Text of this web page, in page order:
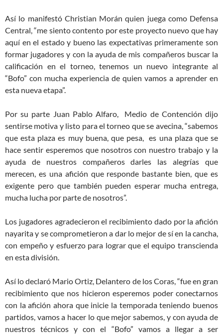
Así lo manifestó Christian Morán quien juega como Defensa
Central, “me siento contento por este proyecto nuevo que hay
aquí en el estado y bueno las expectativas primeramente son
formar jugadores y con la ayuda de mis compañeros buscar la
calificación en el torneo, tenemos un nuevo integrante al
“Bofo” con mucha experiencia de quien vamos a aprender en
esta nueva etapa”.
Por su parte Juan Pablo Alfaro, Medio de Contención dijo
sentirse motiva y listo para el torneo que se avecina, “sabemos
que esta plaza es muy buena, que pesa, es una plaza que se
hace sentir esperemos que nosotros con nuestro trabajo y la
ayuda de nuestros compañeros darles las alegrías que
merecen, es una afición que responde bastante bien, que es
exigente pero que también pueden esperar mucha entrega,
mucha lucha por parte de nosotros”.
Los jugadores agradecieron el recibimiento dado por la afición
nayarita y se comprometieron a dar lo mejor de sí en la cancha,
con empeño y esfuerzo para lograr que el equipo transcienda
en esta división.
Así lo declaró Mario Ortiz, Delantero de los Coras, “fue en gran
recibimiento que nos hicieron esperemos poder conectarnos
con la afición ahora que inicie la temporada teniendo buenos
partidos, vamos a hacer lo que mejor sabemos, y con ayuda de
nuestros técnicos y con el “Bofo” vamos a llegar a ser